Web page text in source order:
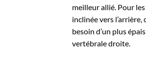
meilleur allié. Pour
inclinée vers
besoin d’un plus
vertébrale droite.